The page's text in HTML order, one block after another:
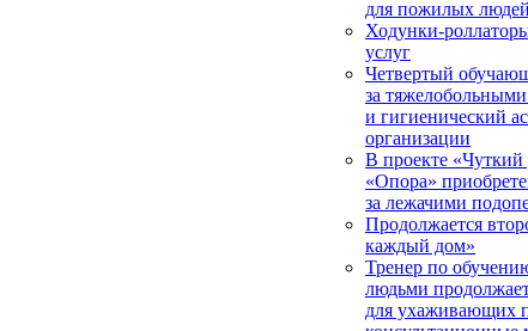
для пожилых
Ходунки-
услуг
Четвертый
за
и гигиенический
организации
В проекте
«Опора»
за лежачими
Продолжается
каждый дом»
Тренер по
людьми
для ухаживающих